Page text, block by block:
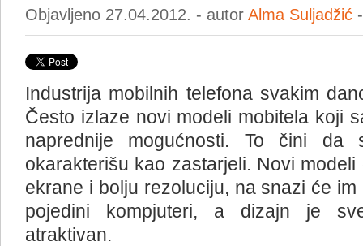
Objavljeno 27.04.2012. - autor Alma Suljadžić
Industrija mobilnih telefona svakim
Često izlaze novi modeli mobitela koji
naprednije mogućnosti. To čini da
okarakterišu kao zastarjeli. Novi
ekrane i bolju rezoluciju, na snazi će
pojedini kompjuteri, a dizajn je
atraktivan.